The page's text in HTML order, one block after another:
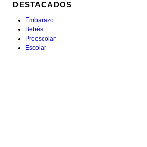
DESTACADOS
Embarazo
Bebés
Preescolar
Escolar